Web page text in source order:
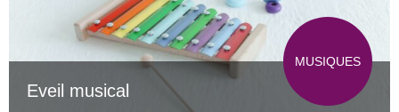
Eveil musical
MUSIQUES